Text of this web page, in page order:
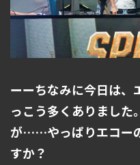
ーーちなみに今日は、
っこう多くありまし
が……やっぱりエコー
すか？